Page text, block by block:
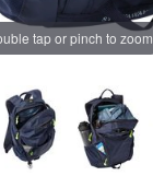
tap or pinch to zoom